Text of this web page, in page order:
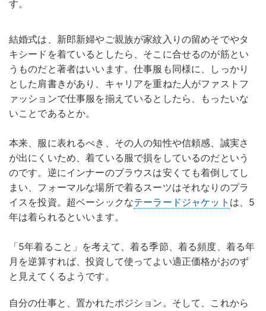
す。
結婚式は、新郎新婦やご親族が家紋入りの留めそでやタ
キシードを着ているとしたら、そこに合せるのが筋とい
うものだと著者はいいます。仕事服も同様に、しっかり
とした肩書きがあり、キャリアを重ねた人がファストフ
ァッションで仕事服を揃えているとしたら、もったいな
いことであるとか。
本来、服に表れるべき、その人の知性や信頼感、誠実さ
が出にくいため、着ている服で損をしているのだという
のです。逆にインナーのブラウスは安くても着倒してし
まい、フォーマルな場所で着るスーツはそれなりのプラ
イスを投資。超ベーシックなテーラードジャケット は、5
年は着られるといいます。
「5年着ること」を考えて、着る季節、着る頻度、着る年
月を逆算すれば、投資して使ってよい適正価格がおのず
と見えてくるようです。
自分の仕事と、置かれたポジション。そして、これから